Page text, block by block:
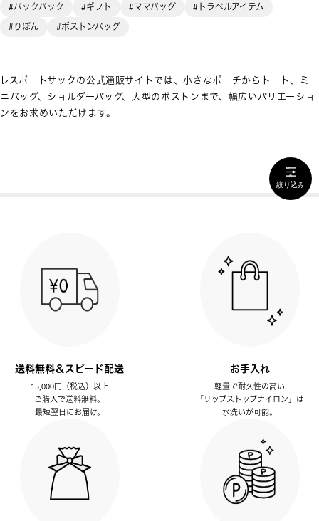
#バックパック
#ギフト #ママバッグ
#トラベルアイテム
#りぼん
#ボストンバッグ
レスポートサックの公式通販サイトでは、小さなポーチからトート、ミ
ニバッグ、ショルダーバッグ、大型のボストンまで、幅広いバリエーショ
ンをお求めいただけます。
絞り込み
送料無料＆スピード配送
15,000円（税込）以上
ご購入で送料無料。
最短翌日にお届け。
お手入れ
軽量で耐久性の高い
「リップストップナイロン」は
水洗いが可能。